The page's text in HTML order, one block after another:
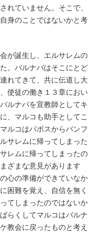
れていません。そこで、
身のことではないかと考
が誕生し、エルサレムの
。バルナバはそこにとど
れてきて、共に伝道し大
使徒の働き１３章におい
ルナバを宣教師としてキ
、マルコも助手としてこ
ルコはパポスからパンフ
サレムに帰ってしまった
レムに帰ってしまったの
ざまな意見があります
心の準備ができていなか
困難を覚え、自信を無く
てしまったのではないか
らくしてマルコはバルナ
教会に戻ったものと考え